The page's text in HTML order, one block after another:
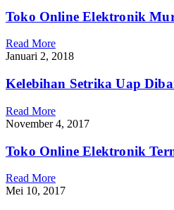
Toko Online Elektronik
Read More
Januari 2, 2018
Kelebihan Setrika Uap
Read More
November 4, 2017
Toko Online Elektronik
Read More
Mei 10, 2017